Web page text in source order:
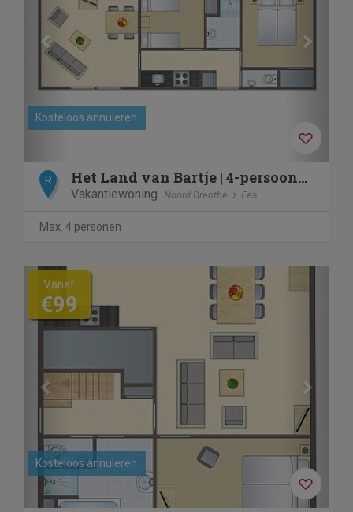
Kosteloos annuleren
R Het Land van Bartje | 4-persoons stacaravan | 4MHV
Vakantiewoning Noord Drenthe Ees
Max. 4 personen
Previous
Kosteloos annuleren
Vanaf
€99